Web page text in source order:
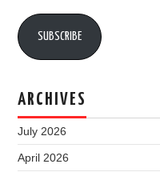
SUBSCRIBE
ARCHIVES
July 2026
April 2026